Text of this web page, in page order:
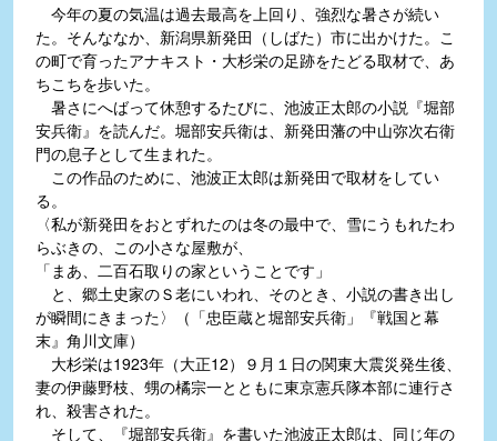
今年の夏の気温は過去最高を上回り、強烈な暑さが続い
た。そんななか、新潟県新発田（しばた）市に出かけた。こ
の町で育ったアナキスト・大杉栄の足跡をたどる取材で、あ
ちこちを歩いた。
暑さにへばって休憩するたびに、池波正太郎の小説『堀部
安兵衛』を読んだ。堀部安兵衛は、新発田藩の中山弥次右衛
門の息子として生まれた。
この作品のために、池波正太郎は新発田で取材をしてい
る。
〈私が新発田をおとずれたのは冬の最中で、雪にうもれたわ
らぶきの、この小さな屋敷が、
「まあ、二百石取りの家ということです」
と、郷土史家のＳ老にいわれ、そのとき、小説の書き出し
が瞬間にきまった〉（「忠臣蔵と堀部安兵衛」『戦国と幕
末』角川文庫）
大杉栄は1923年（大正12）９月１日の関東大震災発生後、
妻の伊藤野枝、甥の橘宗一とともに東京憲兵隊本部に連行さ
れ、殺害された。
そして、『堀部安兵衛』を書いた池波正太郎は、同じ年の